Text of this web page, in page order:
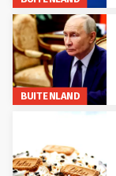
BUITENLAND